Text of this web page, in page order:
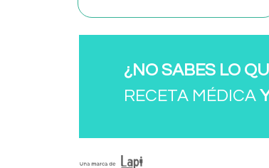
¿NO SABES LO
RECETA MÉDICA